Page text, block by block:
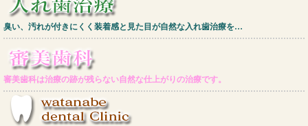
臭い、汚れが付きにくく装着感と見た目が自然な入れ歯治療を…
審美歯科は治療の跡が残らない自然な仕上がりの治療です。